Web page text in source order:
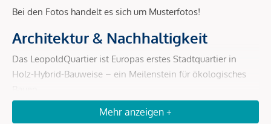
Bei den Fotos handelt es sich um Musterfotos!
Architektur & Nachhaltigkeit
Das LeopoldQuartier ist Europas erstes Stadtquartier in
Holz-Hybrid-Bauweise – ein Meilenstein für ökologisches
Holz-Hybrid-Konstruktion:bis zu 80 % weniger CO²-
Mehr anzeigen +